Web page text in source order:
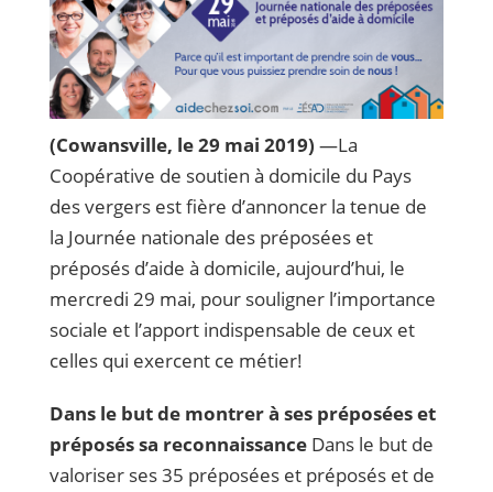
(Cowansville, le 29 mai 2019) —La
Coopérative de soutien à domicile du Pays
des vergers est fière d’annoncer la tenue de
la Journée nationale des préposées et
préposés d’aide à domicile, aujourd’hui, le
mercredi 29 mai, pour souligner l’importance
sociale et l’apport indispensable de ceux et
celles qui exercent ce métier!
Dans le but de montrer à ses préposées et
préposés sa reconnaissance Dans le but de
valoriser ses 35 préposées et préposés et de